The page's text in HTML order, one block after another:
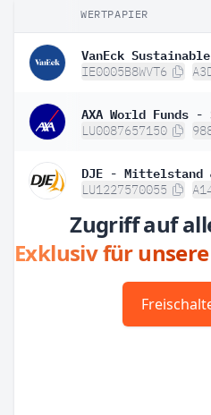
WERTPAPIER
IE0005B8WVT6
LU0087657150
DJE - Mittelstand
LU1227570055
Zugriff auf
Exklusiv für